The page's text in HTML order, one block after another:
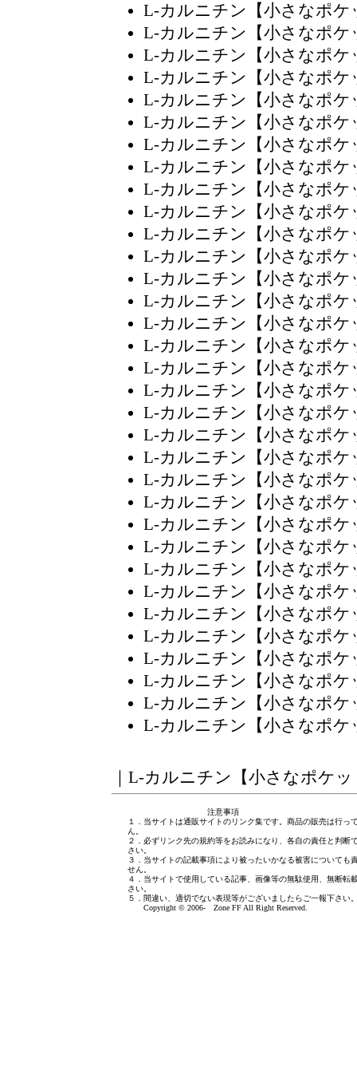
L-カルニチン【小さなポケ
L-カルニチン【小さなポケ
L-カルニチン【小さなポケ
L-カルニチン【小さなポケ
L-カルニチン【小さなポケ
L-カルニチン【小さなポケ
L-カルニチン【小さなポケ
L-カルニチン【小さなポ
L-カルニチン【小さなポケ
L-カルニチン【小さなポケ
L-カルニチン【小さなポケ
L-カルニチン【小さなポケ
L-カルニチン【小さなポケ
L-カルニチン【小さなポケ
L-カルニチン【小さなポケ
L-カルニチン【小さなポケ
L-カルニチン【小さなポケ
L-カルニチン【小さなポケ
L-カルニチン【小さなポケ
L-カルニチン【小さなポケ
L-カルニチン【小さなポケ
L-カルニチン【小さなポケ
L-カルニチン【小さなポケ
L-カルニチン【小さなポケ
L-カルニチン【小さなポケ
L-カルニチン【小さなポケ
L-カルニチン【小さなポケ
L-カルニチン【小さなポケ
L-カルニチン【小さなポケ
L-カルニチン【小さなポケ
L-カルニチン【小さなポケ
L-カルニチン【小さなポケ
L-カルニチン【小さなポケ
｜ L-カルニチン【小さなポケッ
注意事項
１．当サイトは通販サイトのリンク集です。商品の販売は行っ
ん。
２．必ずリンク先の規約等をお読みになり、各自の責任と判断
さい。
３．当サイトの記載事項により被ったいかなる被害についても
せん。
４．当サイトで使用している記事、画像等の無駄使用、無断転
さい。
５．間違い、適切でない表現等がございましたら ご一報下さい
Copyright © 2006- Zone FF All Right Reserved.